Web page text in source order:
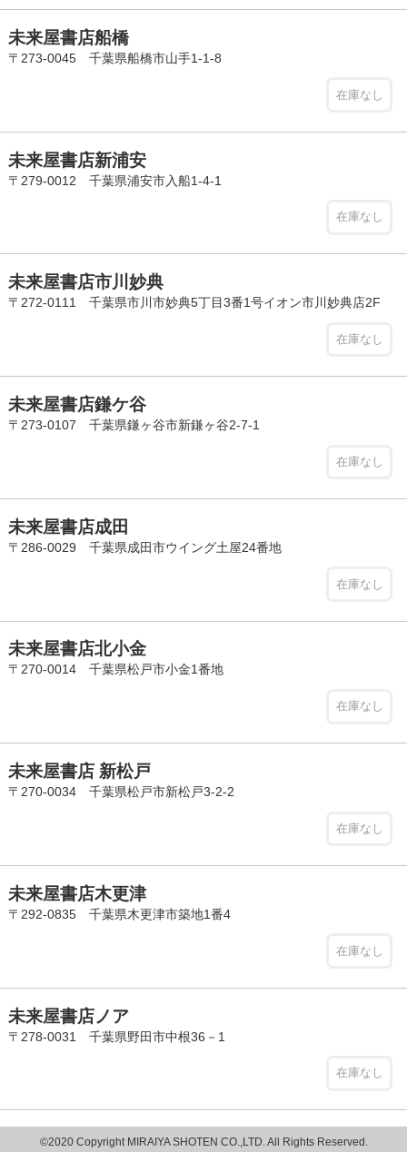
未来屋書店船橋
〒273-0045 千葉県船橋市山手1-1-8
在庫なし
未来屋書店新浦安
〒279-0012 千葉県浦安市入船1-4-1
在庫なし
未来屋書店市川妙典
〒272-0111 千葉県市川市妙典5丁目3番1号イオン市川妙典店2F
在庫なし
未来屋書店鎌ケ谷
〒273-0107 千葉県鎌ヶ谷市新鎌ヶ谷2-7-1
在庫なし
未来屋書店成田
〒286-0029 千葉県成田市ウイング土屋24番地
在庫なし
未来屋書店北小金
〒270-0014 千葉県松戸市小金1番地
在庫なし
未来屋書店 新松戸
〒270-0034 千葉県松戸市新松戸3-2-2
在庫なし
未来屋書店木更津
〒292-0835 千葉県木更津市築地1番4
在庫なし
未来屋書店ノア
〒278-0031 千葉県野田市中根36－1
在庫なし
©2020 Copyright MIRAIYA SHOTEN CO.,LTD. All Rights Reserved.